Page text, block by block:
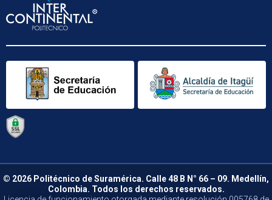
© 2026 Politécnico de Suramérica. Calle 48 B N° 66 – 09. Medellín,
Colombia. Todos los derechos reservados.